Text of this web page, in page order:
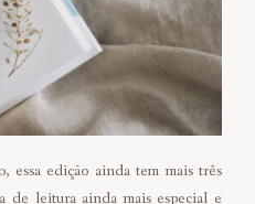
essa edição ainda tem mais três
de leitura ainda mais especial e